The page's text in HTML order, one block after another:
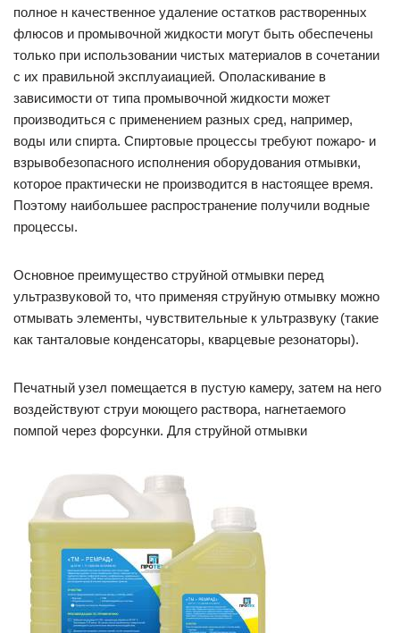
полное н качественное удаление остатков растворенных
флюсов и промывочной жидкости могут быть обеспечены
только при использовании чистых материалов в сочетании
с их правильной эксплуаиацией. Ополаскивание в
зависимости от типа промывочной жидкости может
производиться с применением разных сред, например,
воды или спирта. Спиртовые процессы требуют пожаро- и
взрывобезопасного исполнения оборудования отмывки,
которое практически не производится в настоящее время.
Поэтому наибольшее распространение получили водные
процессы.
Основное преимущество струйной отмывки перед
ультразвуковой то, что применяя струйную отмывку можно
отмывать элементы, чувствительные к ультразвуку (такие
как танталовые конденсаторы, кварцевые резонаторы).
Печатный узел помещается в пустую камеру, затем на него
воздействуют струи моющего раствора, нагнетаемого
помпой через форсунки. Для струйной отмывки